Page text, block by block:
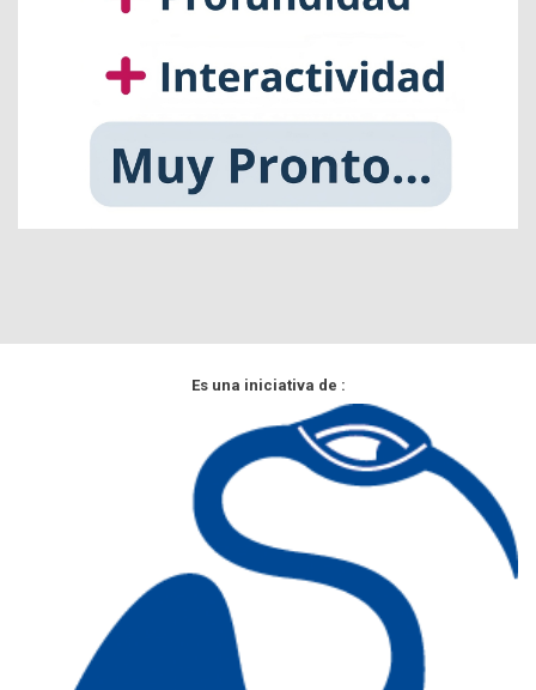
Es una iniciativa de :